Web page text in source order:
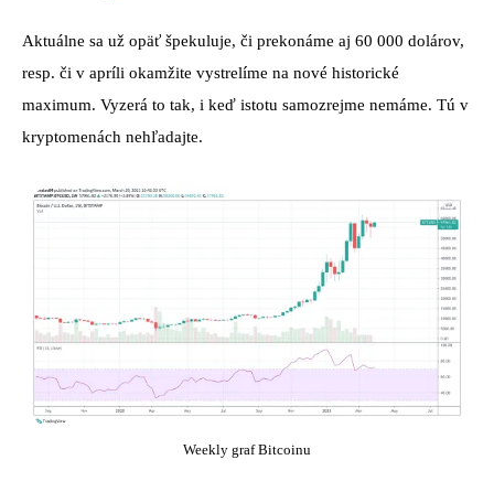
Aktuálne sa už opäť špekuluje, či prekonáme aj 60 000 dolárov,
resp. či v apríli okamžite vystrelíme na nové historické
maximum. Vyzerá to tak, i keď istotu samozrejme nemáme. Tú v
kryptomenách nehľadajte.
Weekly graf Bitcoinu